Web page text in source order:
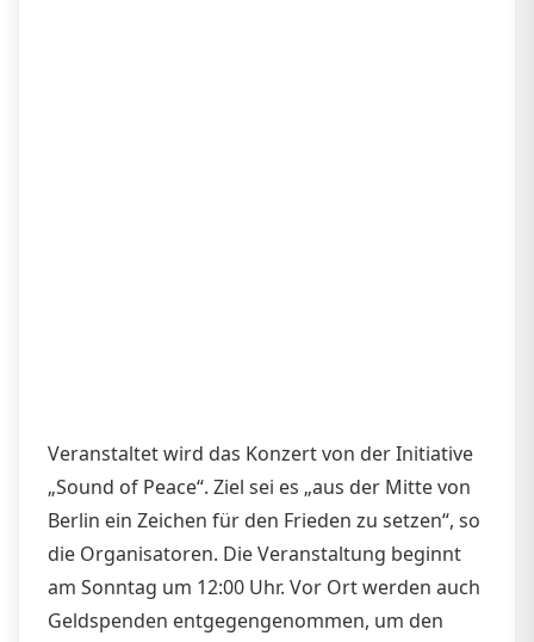
Veranstaltet wird das Konzert von der Initiative
„Sound of Peace“. Ziel sei es „aus der Mitte von
Berlin ein Zeichen für den Frieden zu setzen“, so
die Organisatoren. Die Veranstaltung beginnt
am Sonntag um 12:00 Uhr. Vor Ort werden auch
Geldspenden entgegengenommen, um den